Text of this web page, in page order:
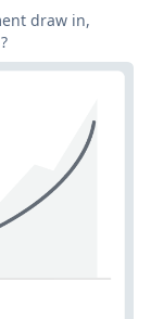
draw in,